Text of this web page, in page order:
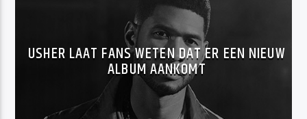
USHER LAAT FANS WETEN DAT ER EEN NIEUW
ALBUM AANKOMT